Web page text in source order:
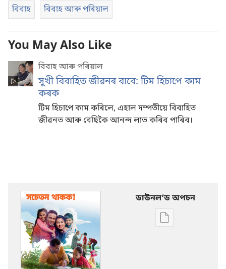
বিবাহ বিবাহ আৰু পৰিয়াল
You May Also Like
বিবাহ আৰু পৰিয়াল
সুখী বিবাহিত জীৱনৰ বাবে: টিম হিচাপে কাম
কৰক
টিম হিচাপে কাম কৰিলে, এহাল দম্পতীয়ে বিবাহিত
জীৱনত আৰু বেছিকৈ আনন্দ লাভ কৰিব পাৰিব।
ডাউনলʼড অপচন
Publication